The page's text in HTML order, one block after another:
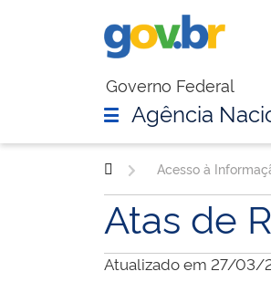
Governo Federal
Agência
Acesso à
Atas de
Atualizado em 27/03/